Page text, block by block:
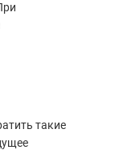
такие